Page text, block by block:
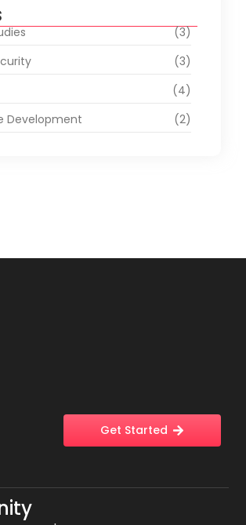
(3)
(3)
(4)
Development
(2)
Get Started